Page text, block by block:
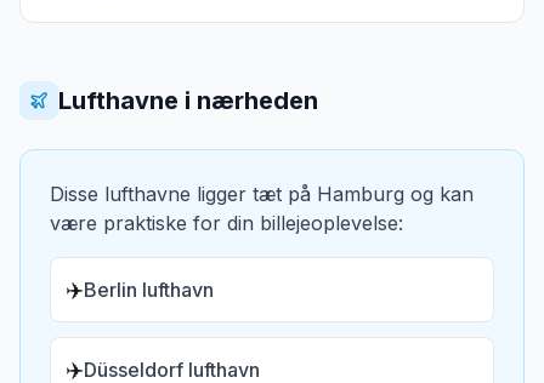
Lufthavne i nærheden
Disse lufthavne ligger tæt på Hamburg og kan
være praktiske for din billejeoplevelse:
✈️Berlin lufthavn
✈️Düsseldorf lufthavn